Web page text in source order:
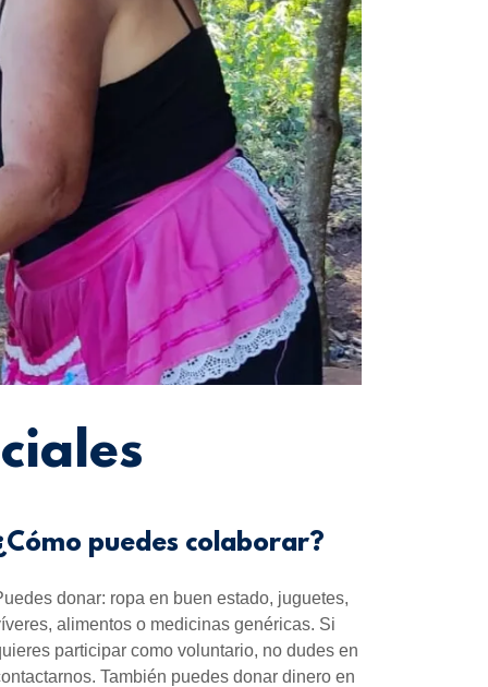
puedes colaborar?
donar: ropa en buen estado, juguetes,
alimentos o medicinas genéricas. Si
participar como voluntario, no dudes en
También puedes donar dinero en